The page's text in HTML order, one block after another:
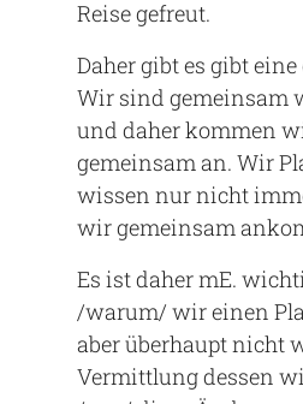
Reise gefreut.
Daher gibt es gibt eine
Wir sind gemeinsam
und daher kommen
gemeinsam an. Wir
wissen nur nicht
wir gemeinsam
Es ist daher mE.
/warum/ wir einen
aber überhaupt nicht
Vermittlung dessen